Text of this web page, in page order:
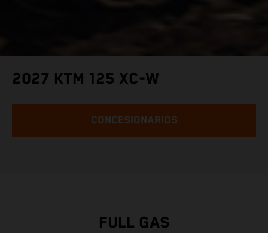
2027 KTM 125 XC-W
CONCESIONARIOS
FULL GAS